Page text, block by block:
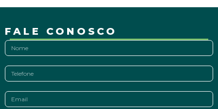
FALE CONOSCO